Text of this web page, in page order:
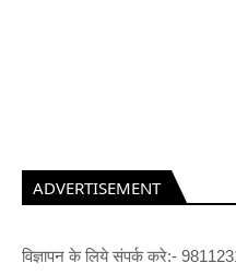
ADVERTISEMENT
विज्ञापन के लिये संपर्क करे:-